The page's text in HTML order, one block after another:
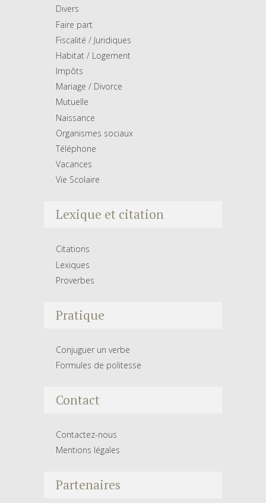
Divers
Faire part
Fiscalité / Juridiques
Habitat / Logement
Impôts
Mariage / Divorce
Mutuelle
Naissance
Organismes sociaux
Téléphone
Vacances
Vie Scolaire
Lexique et citation
Citations
Lexiques
Proverbes
Pratique
Conjuguer un verbe
Formules de politesse
Contact
Contactez-nous
Mentions légales
Partenaires